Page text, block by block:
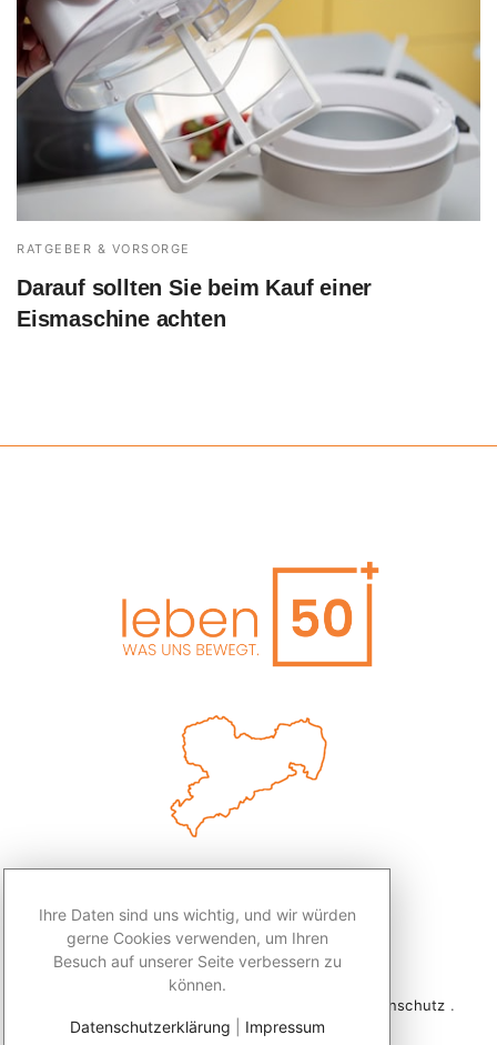
RATGEBER & VORSORGE
Darauf sollten Sie beim Kauf einer
Eismaschine achten
Datenschutz .
Kontakt
Ihre Daten sind uns wichtig, und wir würden
gerne Cookies verwenden, um Ihren
Besuch auf unserer Seite verbessern zu
können.
Datenschutzerklärung Impressum